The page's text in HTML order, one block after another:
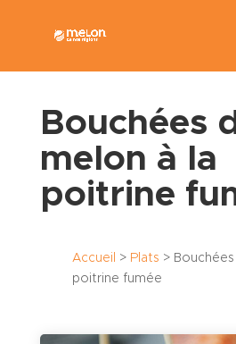
Bouchées
melon à la
poitrine
Accueil > Plats >
poitrine fumée